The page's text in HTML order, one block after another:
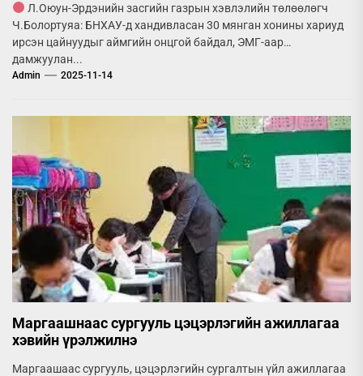
Л.Оюун-Эрдэнийн засгийн газрын хэвлэлийн төлөөлөгч
Ч.Болортуяа: БНХАУ-д хандивласан 30 мянган хонины хариуд
ирсэн цайнуудыг аймгийн онцгой байдал, ЭМГ-аар
дамжуулан...
Admin 2025-11-14
Маргаашнаас сургууль цэцэрлэгийн ажиллагаа
хэвийн үрэлжилнэ
Маргаашаас сургууль, цэцэрлэгийн сургалтын үйл ажиллагаа